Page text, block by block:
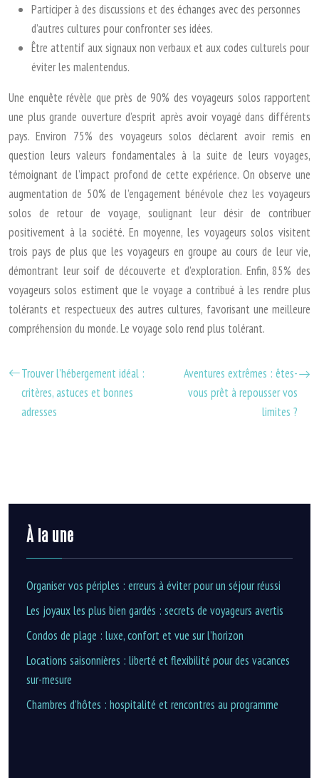
Participer à des discussions et des échanges avec des personnes
d’autres cultures pour confronter ses idées.
Être attentif aux signaux non verbaux et aux codes culturels pour
éviter les malentendus.
Une enquête révèle que près de 90% des voyageurs solos rapportent
une plus grande ouverture d’esprit après avoir voyagé dans différents
pays. Environ 75% des voyageurs solos déclarent avoir remis en
question leurs valeurs fondamentales à la suite de leurs voyages,
témoignant de l’impact profond de cette expérience. On observe une
augmentation de 50% de l’engagement bénévole chez les voyageurs
solos de retour de voyage, soulignant leur désir de contribuer
positivement à la société. En moyenne, les voyageurs solos visitent
trois pays de plus que les voyageurs en groupe au cours de leur vie,
démontrant leur soif de découverte et d’exploration. Enfin, 85% des
voyageurs solos estiment que le voyage a contribué à les rendre plus
tolérants et respectueux des autres cultures, favorisant une meilleure
compréhension du monde. Le voyage solo rend plus tolérant.
Trouver l’hébergement idéal :
critères, astuces et bonnes
adresses
Aventures extrêmes : êtes-
vous prêt à repousser vos
limites ?
À la une
Organiser vos périples : erreurs à éviter pour un séjour réussi
Les joyaux les plus bien gardés : secrets de voyageurs avertis
Condos de plage : luxe, confort et vue sur l’horizon
Locations saisonnières : liberté et flexibilité pour des vacances
sur-mesure
Chambres d’hôtes : hospitalité et rencontres au programme